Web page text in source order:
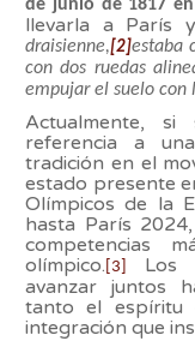
de junio de 1817
llevarla a París
draisienne,[2]estaba
con dos ruedas
empujar el suelo con
Actualmente,
referencia a
tradición en el
estado presente
Olímpicos de la
hasta París
competencias
olímpico. [3]
Los
avanzar juntos
tanto el espíritu
integración que